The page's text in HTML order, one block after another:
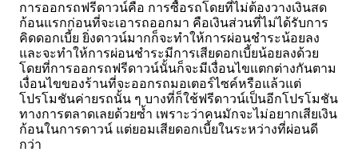
การออกรถฟรีดาวน์คือ การซื้อรถโดยที่ไม่ต้องวางเงินสด
ก้อนแรกก่อนที่จะเอารถออกมา คือเงินส่วนที่ไม่ได้รับการ
คิดดอกเบี้ย ยิ่งดาวน์มากก็จะทำให้การผ่อนชำระน้อยลง
และจะทำให้การผ่อนชำระมีการเสียดอกเบี้ยน้อยลงด้วย
โดยที่การออกรถฟรีดาวน์นั้นก็จะมีเงื่อนไขแตกต่างกันตาม
เงื่อนไขของร้านที่จะออกรถมอเตอร์ไซค์หรือแล้วแต่
โปรโมชันค่ายรถนั้น ๆ บางที่ก็ใช้ฟรีดาวน์เป็นอีกโปรโมชัน
ทางการตลาดเลยด้วยซ้ำ เพราะว่าคนมักจะไม่อยากเสียเงิน
ก้อนในการดาวน์ แต่ยอมเสียดอกเบี้ยในระหว่างที่ผ่อนดี
กว่า